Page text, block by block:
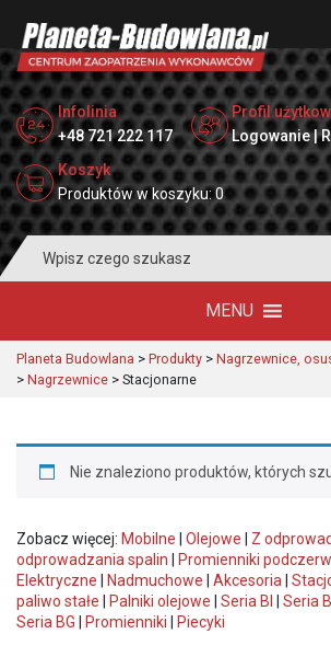
Infolinia
+48 721 222 117
Profil
Logowanie |
Koszyk
Produktów w koszyku: 0
for:
MENU
Planeta Budowlana > Produkty > Nagrzewnice,
> Nagrzewnice > Stacjonarne
Nie znaleziono produktów, których
Zobacz więcej: Mobilne Olejowe Z
odprowadzania spalin
Promienniki
Elektryczne
Nadmuchowe Akcesoria
paliwo stałe
Palniki olejowe Seria BI Seria
Seria BG
Promienniki Piecyki